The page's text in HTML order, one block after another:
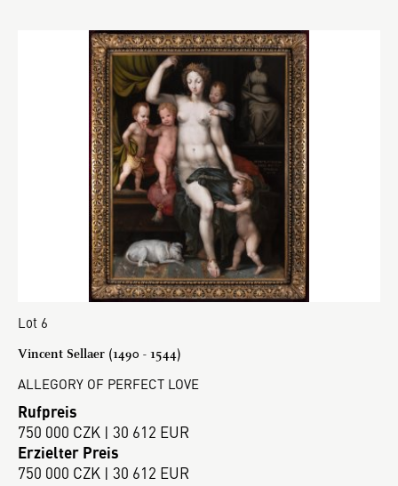
Lot 6
Vincent Sellaer (1490 - 1544)
ALLEGORY OF PERFECT LOVE
Rufpreis
750 000 CZK | 30 612 EUR
Erzielter Preis
750 000 CZK | 30 612 EUR